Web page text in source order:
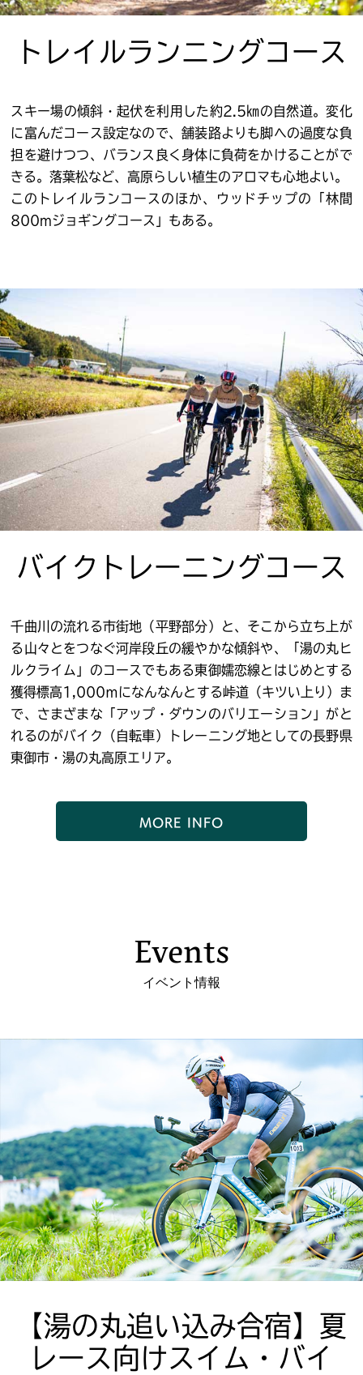
トレイルランニングコース
スキー場の傾斜・起伏を利用した約2.5㎞の自然道。変化
に富んだコース設定なので、舗装路よりも脚への過度な負
担を避けつつ、バランス良く身体に負荷をかけることがで
きる。落葉松など、高原らしい植生のアロマも心地よい。
このトレイルランコースのほか、ウッドチップの「林間
800mジョギングコース」もある。
バイクトレーニングコース
千曲川の流れる市街地（平野部分）と、そこから立ち上が
る山々とをつなぐ河岸段丘の緩やかな傾斜や、「湯の丸ヒ
ルクライム」のコースでもある東御嬬恋線とはじめとする
獲得標高1,000ⅿになんなんとする峠道（キツい上り）ま
で、さまざまな「アップ・ダウンのバリエーション」がと
れるのがバイク（自転車）トレーニング地としての長野県
東御市・湯の丸高原エリア。
MORE INFO
Events
イベント情報
【湯の丸追い込み合宿】夏
レース向けスイム・バイ